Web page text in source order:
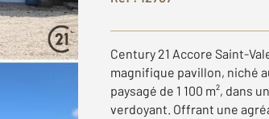
Century 21 Accore Saint-
magnifique pavillon, niché
paysagé de 1 100 m², dans
verdoyant. Offrant une